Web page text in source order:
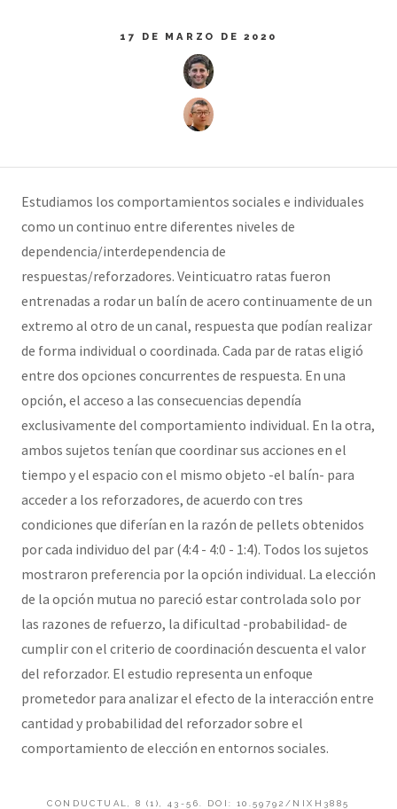
17 DE MARZO DE 2020
Estudiamos los comportamientos sociales e individuales
como un continuo entre diferentes niveles de
dependencia/interdependencia de
respuestas/reforzadores. Veinticuatro ratas fueron
entrenadas a rodar un balín de acero continuamente de un
extremo al otro de un canal, respuesta que podían realizar
de forma individual o coordinada. Cada par de ratas eligió
entre dos opciones concurrentes de respuesta. En una
opción, el acceso a las consecuencias dependía
exclusivamente del comportamiento individual. En la otra,
ambos sujetos tenían que coordinar sus acciones en el
tiempo y el espacio con el mismo objeto -el balín- para
acceder a los reforzadores, de acuerdo con tres
condiciones que diferían en la razón de pellets obtenidos
por cada individuo del par (4:4 - 4:0 - 1:4). Todos los sujetos
mostraron preferencia por la opción individual. La elección
de la opción mutua no pareció estar controlada solo por
las razones de refuerzo, la dificultad -probabilidad- de
cumplir con el criterio de coordinación descuenta el valor
del reforzador. El estudio representa un enfoque
prometedor para analizar el efecto de la interacción entre
cantidad y probabilidad del reforzador sobre el
comportamiento de elección en entornos sociales.
CONDUCTUAL, 8 (1), 43-56. DOI: 10.59792/NIXH3885